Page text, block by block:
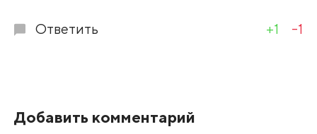
Ответить +1 -1
Добавить комментарий